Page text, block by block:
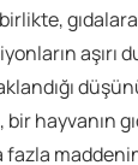
aşırı
bir hayvanın